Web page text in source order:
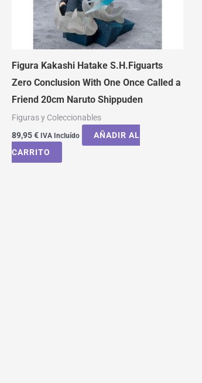
Figura Kakashi Hatake S.H.Figuarts
Zero Conclusion With One Once Called a
Friend 20cm Naruto Shippuden
Figuras y Coleccionables
89,95€ IVA Incluído
AÑADIR AL
CARRITO